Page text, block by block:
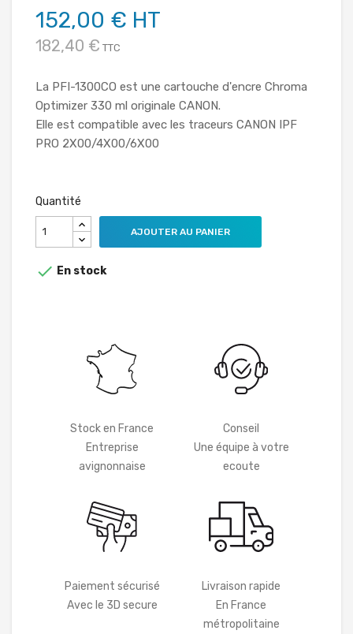
152,00 € HT
182,40 € TTC
La PFI-1300CO est une cartouche d'encre Chroma
Optimizer 330 ml originale CANON.
Elle est compatible avec les traceurs CANON IPF
PRO 2X00/4X00/6X00
Quantité
AJOUTER AU PANIER
 En stock
Stock en France
Entreprise
avignonnaise
Conseil
Une équipe à votre
ecoute
Paiement sécurisé
Avec le 3D secure
Livraison rapide
En France
métropolitaine